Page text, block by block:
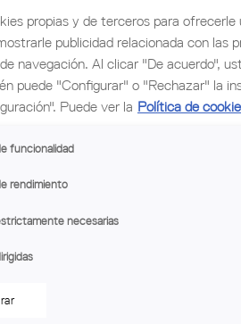
order
JURY AWARD:The jury
Architecture,
'Opinion Award of
management and
For any further
propias y de terceros para
publicidad relacionada con las
navegación. Al clicar "De acuerdo",
puede "Configurar" o "Rechazar" la
Puede ver la Política de
funcionalidad
rendimiento
necesarias